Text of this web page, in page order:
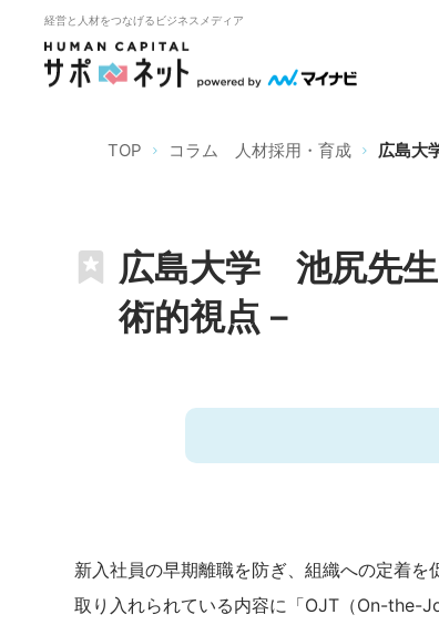
経営と人材をつなげるビジネスメディア
TOP コラム 人材採用・育成 広島大
広島大学 池尻先
術的視点－
新入社員の早期離職を防ぎ、組織への定着
取り入れられている内容に「OJT（On-the-